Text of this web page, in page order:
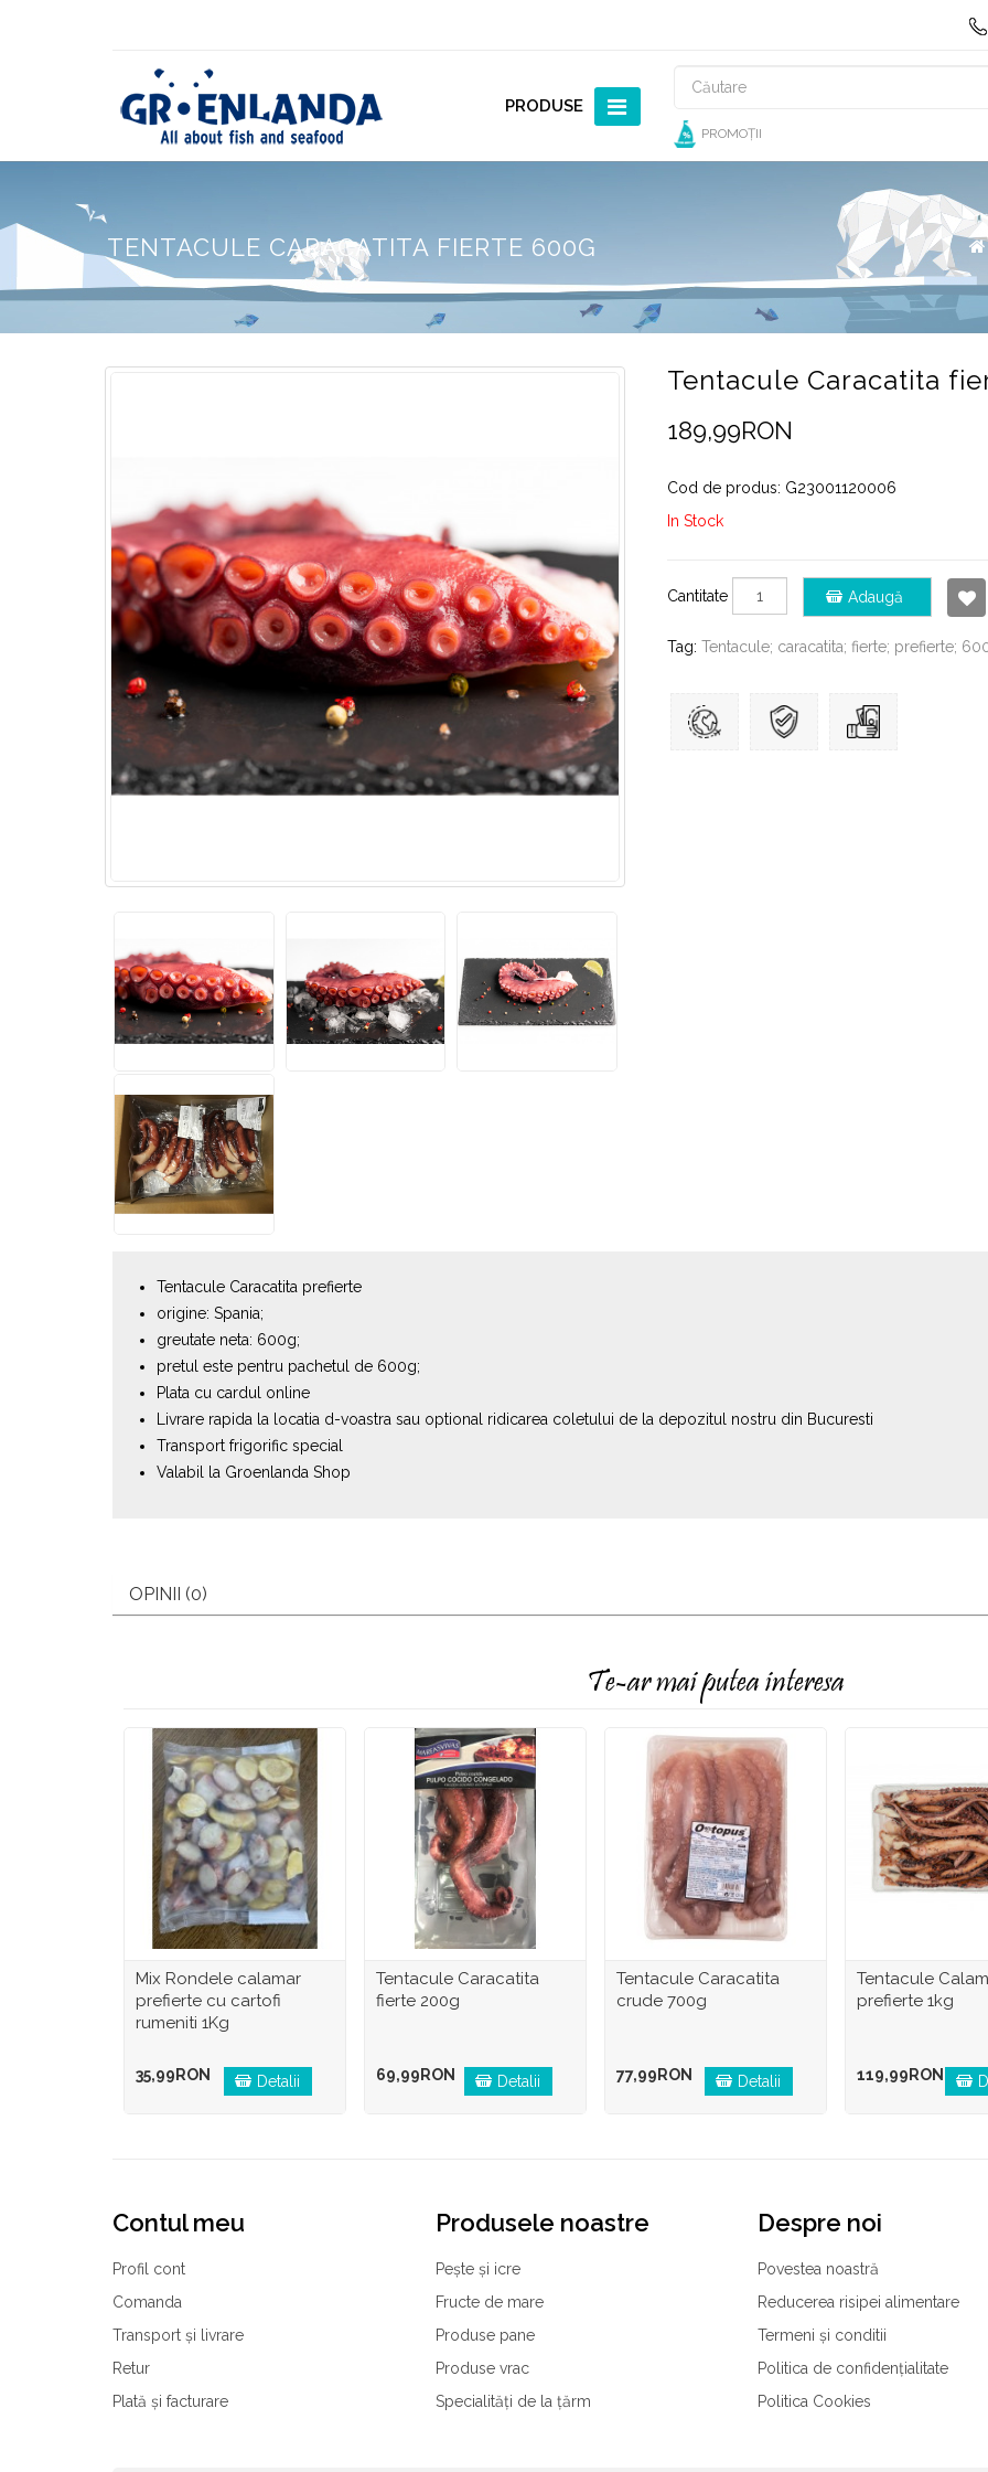
PRODUSE
PROMOȚII
TENTACULE CARACATITA FIERTE 600G
Tentacule Caracatita
189,99RON
Cod de produs: G23001120006
In Stock
Cantitate Adaugă
Tag: Tentacule; caracatita; fierte; prefierte;
Tentacule Caracatita prefierte
origine: Spania;
greutate neta: 600g;
pretul este pentru pachetul de 600g;
Plata cu cardul online
Livrare rapida la locatia d-voastra sau optional ridicarea coletului de la depozitul nostru din Bucuresti
Transport frigorific special
Valabil la Groenlanda Shop
OPINII (0)
Te-ar mai putea interesa
Mix Rondele calamar
prefierte cu cartofi
rumeniti 1Kg
35,99RON Detalii
Tentacule Caracatita
fierte 200g
69,99RON Detalii
Tentacule Caracatita
crude 700g
77,99RON Detalii
Tentacule
prefierte 1kg
119,99RON
Contul meu
Profil cont
Comanda
Transport și livrare
Retur
Plată și facturare
Produsele noastre
Pește și icre
Fructe de mare
Produse pane
Produse vrac
Specialități de la țărm
Despre noi
Povestea noastră
Reducerea risipei alimentare
Termeni și conditii
Politica de confidențialitate
Politica Cookies